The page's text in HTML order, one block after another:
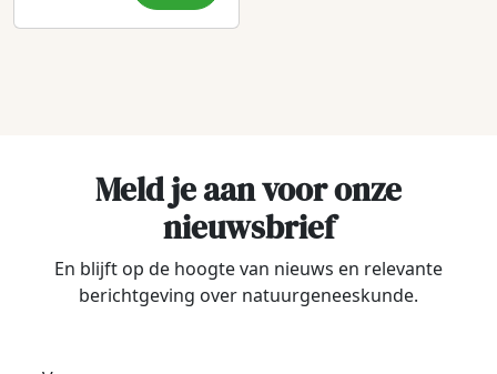
Meld je aan voor onze
nieuwsbrief
En blijft op de hoogte van nieuws en relevante
berichtgeving over natuurgeneeskunde.